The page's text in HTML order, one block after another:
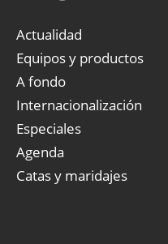
Actualidad
Equipos y productos
A fondo
Internacionalización
Especiales
Agenda
Catas y maridajes